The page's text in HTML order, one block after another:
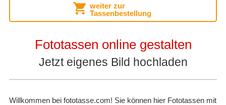
weiter zur
Tassenbestellung
Fototassen online gestalten
Jetzt eigenes Bild hochladen
Willkommen bei fototasse.com! Sie können hier Fototassen mit